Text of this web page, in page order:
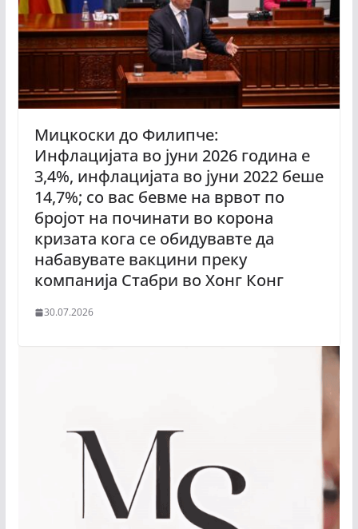
Мицкоски до Филипче:
Инфлацијата во јуни 2026 година е
3,4%, инфлацијата во јуни 2022 беше
14,7%; со вас бевме на врвот по
бројот на починати во корона
кризата кога се обидувавте да
набавувате вакцини преку
компанија Стабри во Хонг Конг
30.07.2026